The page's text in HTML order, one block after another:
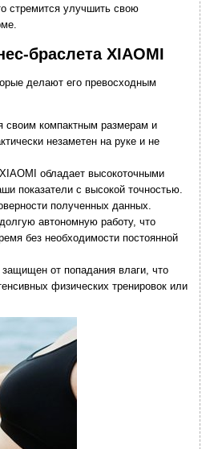
стремится улучшить свою
браслета XIAOMI
делают его превосходным
своим компактным размерам и
незаметен на руке и не
обладает высокоточными
показатели с высокой точностью.
полученных данных.
автономную работу, что
без необходимости постоянной
от попадания влаги, что
физических тренировок или